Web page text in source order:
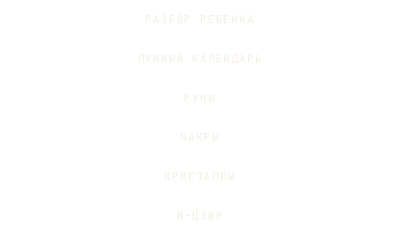
РАЗБОР РЕБЁНКА
ЛУННЫЙ КАЛЕНДАРЬ
РУНЫ
ЧАКРЫ
КРИСТАЛЛЫ
И-ЦЗИН